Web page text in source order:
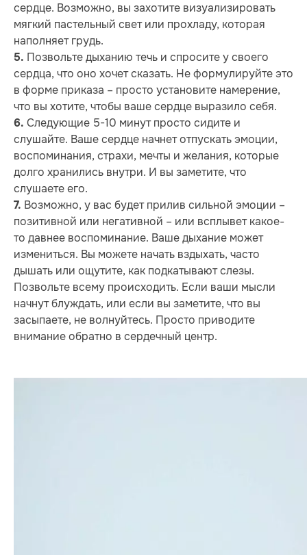
сердце. Возможно, вы захотите визуализировать
мягкий пастельный свет или прохладу, которая
наполняет грудь.
5. Позвольте дыханию течь и спросите у своего
сердца, что оно хочет сказать. Не формулируйте это
в форме приказа – просто установите намерение,
что вы хотите, чтобы ваше сердце выразило себя.
6. Следующие 5-10 минут просто сидите и
слушайте. Ваше сердце начнет отпускать эмоции,
воспоминания, страхи, мечты и желания, которые
долго хранились внутри. И вы заметите, что
слушаете его.
7. Возможно, у вас будет прилив сильной эмоции –
позитивной или негативной – или всплывет какое-
то давнее воспоминание. Ваше дыхание может
измениться. Вы можете начать вздыхать, часто
дышать или ощутите, как подкатывают слезы.
Позвольте всему происходить. Если ваши мысли
начнут блуждать, или если вы заметите, что вы
засыпаете, не волнуйтесь. Просто приводите
внимание обратно в сердечный центр.